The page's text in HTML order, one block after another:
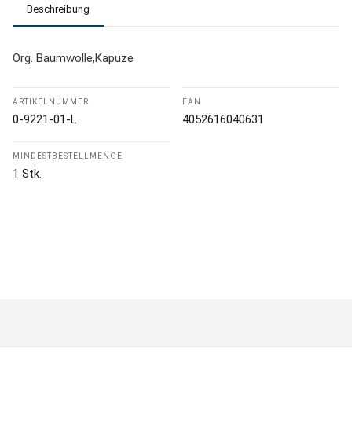
Beschreibung
Org. Baumwolle,Kapuze
ARTIKELNUMMER
0-9221-01-L
EAN
4052616040631
MINDESTBESTELLMENGE
1 Stk.